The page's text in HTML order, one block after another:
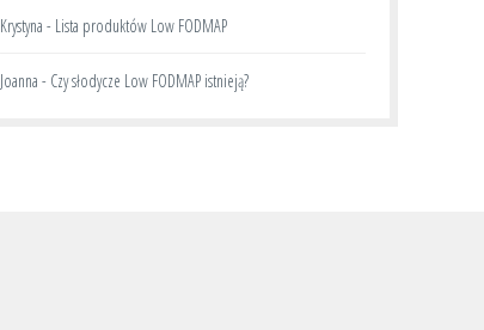
Krystyna - Lista produktów Low FODMAP
Joanna - Czy słodycze Low FODMAP istnieją?